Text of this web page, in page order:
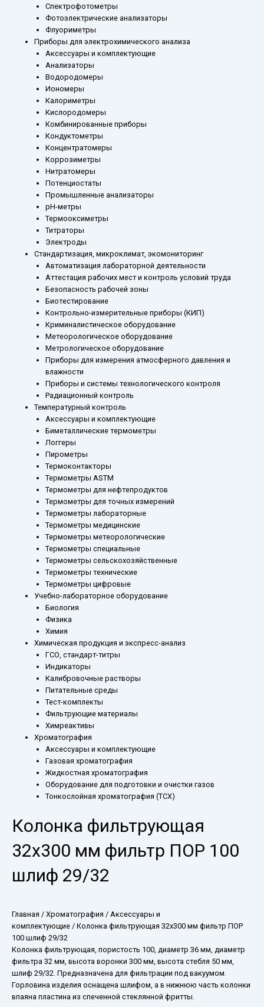
Спектрофотометры
Фотоэлектрические анализаторы
Флуориметры
Приборы для электрохимического анализа
Аксессуары и комплектующие
Анализаторы
Водородомеры
Иономеры
Калориметры
Кислородомеры
Комбинированные приборы
Кондуктометры
Концентратомеры
Коррозиметры
Нитратомеры
Потенциостаты
Промышленные анализаторы
рН-метры
Термооксиметры
Титраторы
Электроды
Стандартизация, микроклимат, экомониторинг
Автоматизация лабораторной деятельности
Аттестация рабочих мест и контроль условий труда
Безопасность рабочей зоны
Биотестирование
Контрольно-измерительные приборы (КИП)
Криминалистическое оборудование
Метеорологическое оборудование
Метрологическое оборудование
Приборы для измерения атмосферного давления и
влажности
Приборы и системы технологического контроля
Радиационный контроль
Температурный контроль
Аксессуары и комплектующие
Биметаллические термометры
Логгеры
Пирометры
Термоконтакторы
Термометры ASTM
Термометры для нефтепродуктов
Термометры для точных измерений
Термометры лабораторные
Термометры медицинские
Термометры метеорологические
Термометры специальные
Термометры сельскохозяйственные
Термометры технические
Термометры цифровые
Учебно-лабораторное оборудование
Биология
Физика
Химия
Химическая продукция и экспресс-анализ
ГСО, стандарт-титры
Индикаторы
Калибровочные растворы
Питательные среды
Тест-комплекты
Фильтрующие материалы
Химреактивы
Хроматография
Аксессуары и комплектующие
Газовая хроматография
Жидкостная хроматография
Оборудование для подготовки и очистки газов
Тонкослойная хроматография (ТСХ)
Колонка фильтрующая
32х300 мм фильтр ПОР 100
шлиф 29/32
Главная / Хроматография / Аксессуары и
комплектующие / Колонка фильтрующая 32х300 мм фильтр ПОР
100 шлиф 29/32
Колонка фильтрующая, пористость 100, диаметр 36 мм, диаметр
фильтра 32 мм, высота воронки 300 мм, высота стебля 50 мм,
шлиф 29/32. Предназначена для фильтрации под вакуумом.
Горловина изделия оснащена шлифом, а в нижнюю часть колонки
впаяна пластина из спеченной стеклянной фритты.